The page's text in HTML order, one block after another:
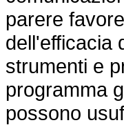
parere
dell'efficacia
strumenti e
programma
possono